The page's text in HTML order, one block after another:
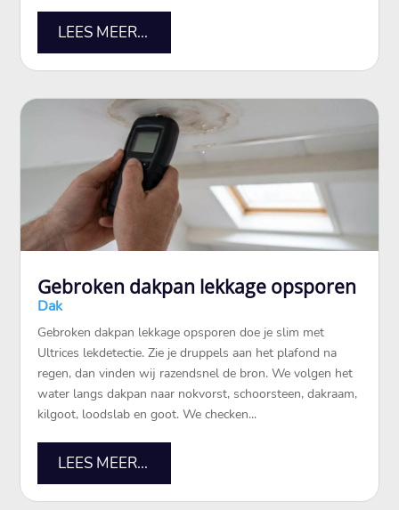
LEES MEER...
Gebroken dakpan lekkage opsporen
Dak
Gebroken dakpan lekkage opsporen doe je slim met
Ultrices lekdetectie.​ Zie je druppels aan het plafond na
regen, dan vinden wij razendsnel de bron.​ We volgen het
water langs dakpan naar nokvorst, schoorsteen, dakraam,
kilgoot, loodslab en goot.​ We checken...
LEES MEER...